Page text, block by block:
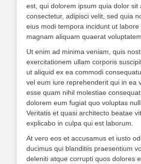
est, qui dolorem ipsum quia dolor sit
consectetur, adipisci velit, sed quia
eius modi tempora incidunt ut labore
magnam aliquam quaerat voluptatem.
Ut enim ad minima veniam, quis
exercitationem ullam corporis
ut aliquid ex ea commodi
vel eum iure reprehenderit qui in ea
esse quam nihil molestiae
dolorem eum fugiat quo voluptas
Veritatis et quasi architecto beatae
explicabo in culpa qui est laborum.
At vero eos et accusamus et iusto
ducimus qui blanditiis praesentium
deleniti atque corrupti quos dolores